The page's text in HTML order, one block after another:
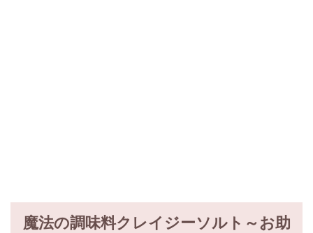
魔法の調味料クレイジーソルト～お助